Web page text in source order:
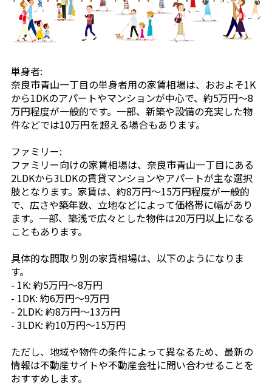
単身者:
奈良市青山一丁目の単身者用の家賃相場は、おおよそ1K
から1DKのアパートやマンションが中心で、約5万円〜8
万円程度が一般的です。一部、新築や設備の充実した物
件などでは10万円を超える場合もあります。
ファミリー:
ファミリー向けの家賃相場は、奈良市青山一丁目にある
2LDKから3LDKの賃貸マンションやアパートが主な選択
肢となります。家賃は、約8万円〜15万円程度が一般的
で、広さや築年数、立地などによって価格帯に幅があり
ます。一部、築浅で広々とした物件は20万円以上になる
こともあります。
具体的な間取り別の家賃相場は、以下のようになりま
す。
- 1K: 約5万円〜8万円
- 1DK: 約6万円〜9万円
- 2LDK: 約8万円〜13万円
- 3LDK: 約10万円〜15万円
ただし、地域や物件の条件によって異なるため、最新の
情報は不動産サイトや不動産会社に問い合わせることを
おすすめします。